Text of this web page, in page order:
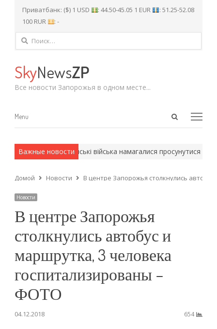
Приватбанк: ($) 1 USD : 44.50-45.05 1 EUR
: 51.25-52.08
100 RUR
: -
Найти:
SkyNewsZP
Все новости Запорожья в одном месте...
Open
Menu
Menu
Важные новости
методы. Російські війська намагалися просунутися на
Домой Новости В центре Запорожья столкнулись
Новости
В центре Запорожья
столкнулись автобус и
маршрутка, 3 человека
госпитализированы –
ФОТО
04.12.2018 654